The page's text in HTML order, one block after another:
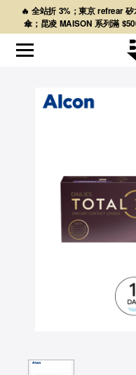
🔥 全站折 3%；東京 refrear
傘；昆凌 MAISON 系列滿